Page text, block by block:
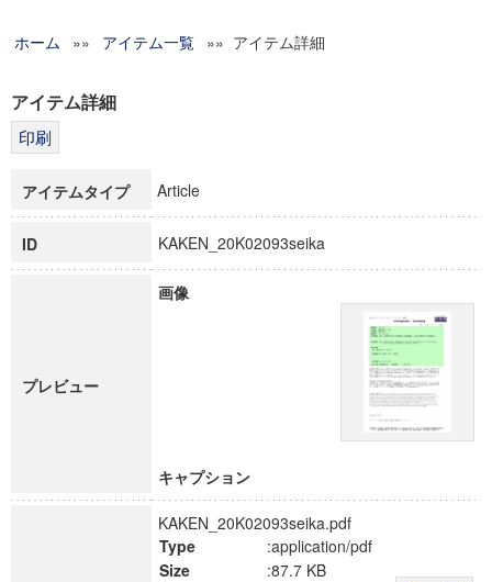
グローバルリサーチインスティテュート
科学研究費補助金研究成果報告書
博士課程教育リーディングプログラム「超成熟社会発展のサ
ホーム »» アイテム一覧 »» アイテム詳細
アイテム詳細
アイテムタイプ Article
ID KAKEN_20K02093seika
プレビュー
画像
キャプション
KAKEN_20K02093seika.pdf
Type
:application/pdf
Size
:87.7 KB